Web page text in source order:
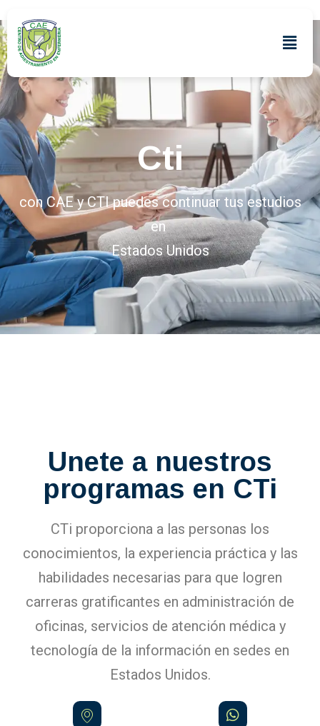
Cti
con CAE y CTI puedes continuar tus estudios
en
Estados Unidos
Unete a nuestros
programas en CTi
CTi proporciona a las personas los
conocimientos, la experiencia práctica y las
habilidades necesarias para que logren
carreras gratificantes en administración de
oficinas, servicios de atención médica y
tecnología de la información en sedes en
Estados Unidos.